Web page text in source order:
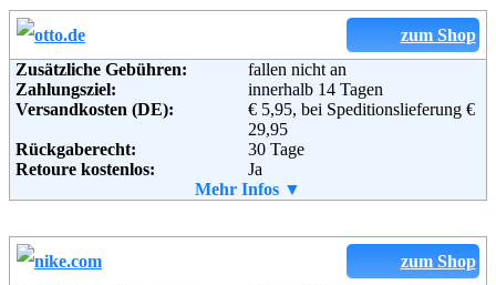
zum Shop
Zusätzliche Gebühren:
fallen nicht an
Zahlungsziel:
innerhalb 14 Tagen
Versandkosten (DE):
€ 5,95, bei Speditionslieferung €
29,95
Rückgaberecht:
30 Tage
Retoure kostenlos:
Ja
im Paket enthalten
Weitere Zahlungsmethoden:
Mehr Infos ▼
zum Shop